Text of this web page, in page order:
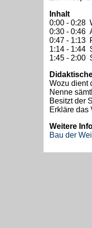
Inhalt
0:00 - 0:28
0:30 - 0:46
0:47 - 1:13
1:14 - 1:44
1:45 - 2:00
Wozu dient
Nenne
Besitzt der
Erkläre das
Weitere
Bau der